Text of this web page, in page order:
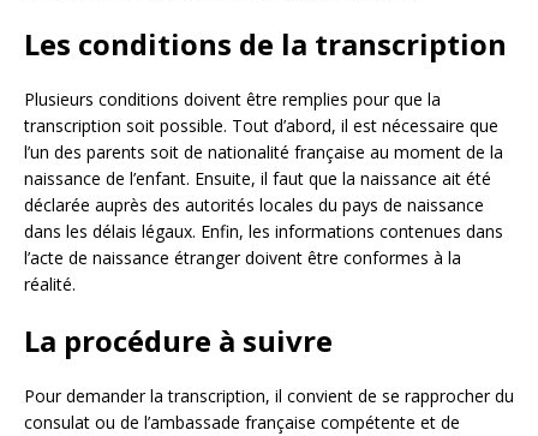
Les conditions de la transcription
Plusieurs conditions doivent être remplies pour que la
transcription soit possible. Tout d’abord, il est nécessaire que
l’un des parents soit de nationalité française au moment de la
naissance de l’enfant. Ensuite, il faut que la naissance ait été
déclarée auprès des autorités locales du pays de naissance
dans les délais légaux. Enfin, les informations contenues dans
l’acte de naissance étranger doivent être conformes à la
réalité.
La procédure à suivre
Pour demander la transcription, il convient de se rapprocher du
consulat ou de l’ambassade française compétente et de